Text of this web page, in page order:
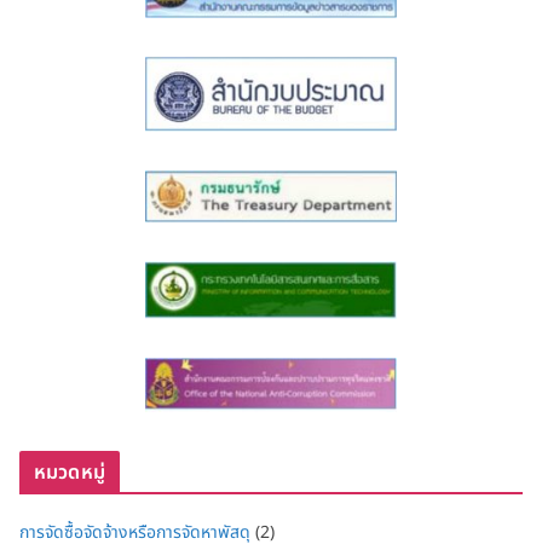
หมวดหมู่
การจัดซื้อจัดจ้างหรือการจัดหาพัสดุ (2)